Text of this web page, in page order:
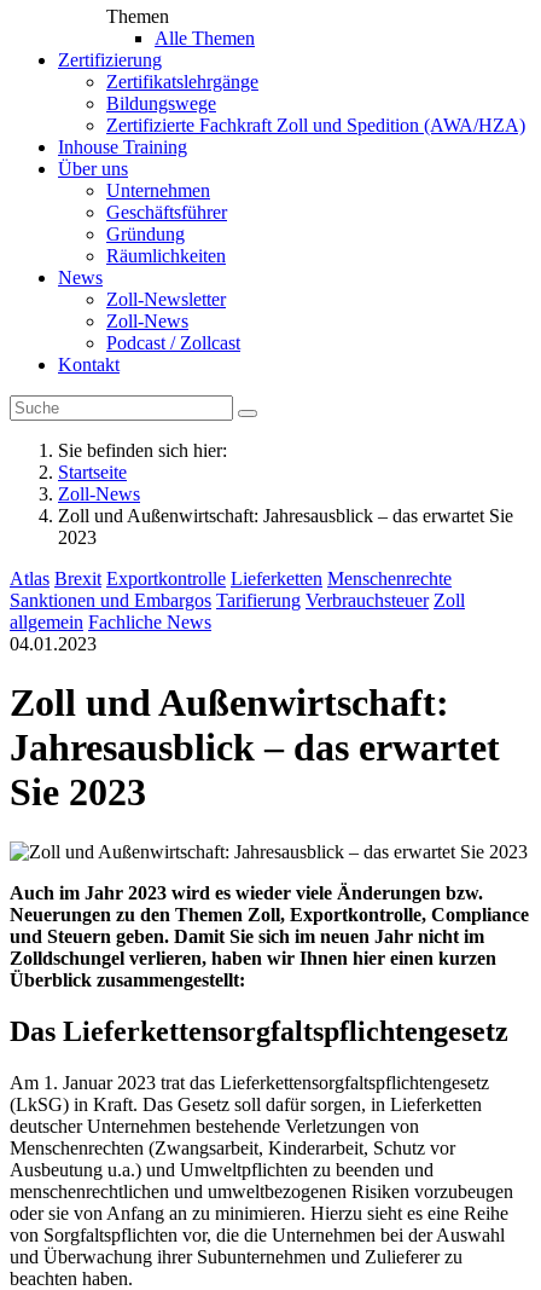
Themen
Alle Themen
Zertifizierung
Zertifikatslehrgänge
Bildungswege
Zertifizierte Fachkraft Zoll und Spedition (AWA/HZA)
Inhouse Training
Über uns
Unternehmen
Geschäftsführer
Gründung
Räumlichkeiten
News
Zoll-Newsletter
Zoll-News
Podcast / Zollcast
Kontakt
Sie befinden sich hier:
Startseite
Zoll-News
Zoll und Außenwirtschaft: Jahresausblick – das erwartet Sie
2023
Atlas Brexit Exportkontrolle Lieferketten Menschenrechte
Sanktionen und Embargos Tarifierung Verbrauchsteuer Zoll
allgemein Fachliche News
04.01.2023
Zoll und Außenwirtschaft:
Jahresausblick – das erwartet
Sie 2023
Auch im Jahr 2023 wird es wieder viele Änderungen bzw.
Neuerungen zu den Themen Zoll, Exportkontrolle, Compliance
und Steuern geben. Damit Sie sich im neuen Jahr nicht im
Zolldschungel verlieren, haben wir Ihnen hier einen kurzen
Überblick zusammengestellt:
Das Lieferkettensorgfaltspflichtengesetz
Am 1. Januar 2023 trat das Lieferkettensorgfaltspflichtengesetz
(LkSG) in Kraft. Das Gesetz soll dafür sorgen, in Lieferketten
deutscher Unternehmen bestehende Verletzungen von
Menschenrechten (Zwangsarbeit, Kinderarbeit, Schutz vor
Ausbeutung u.a.) und Umweltpflichten zu beenden und
menschenrechtlichen und umweltbezogenen Risiken vorzubeugen
oder sie von Anfang an zu minimieren. Hierzu sieht es eine Reihe
von Sorgfaltspflichten vor, die die Unternehmen bei der Auswahl
und Überwachung ihrer Subunternehmen und Zulieferer zu
beachten haben.